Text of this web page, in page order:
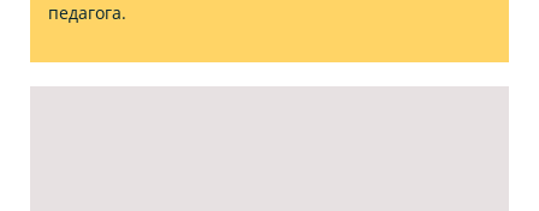
педагога.